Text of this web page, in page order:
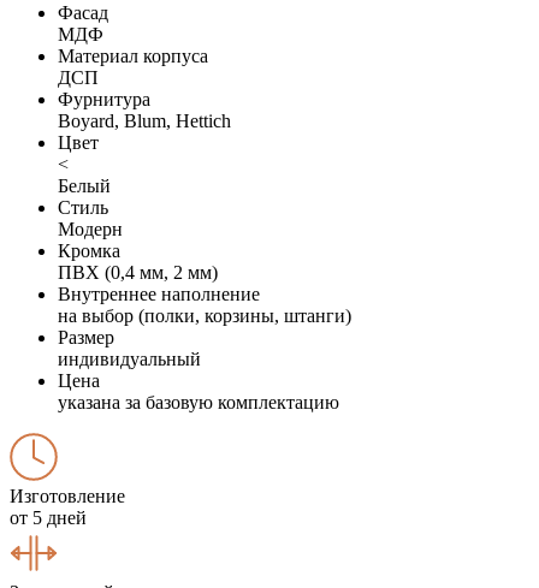
Фасад
МДФ
Материал корпуса
ДСП
Фурнитура
Boyard, Blum, Hettich
Цвет
<
Белый
Стиль
Модерн
Кромка
ПВХ (0,4 мм, 2 мм)
Внутреннее наполнение
на выбор (полки, корзины, штанги)
Размер
индивидуальный
Цена
указана за базовую комплектацию
Изготовление
от 5 дней